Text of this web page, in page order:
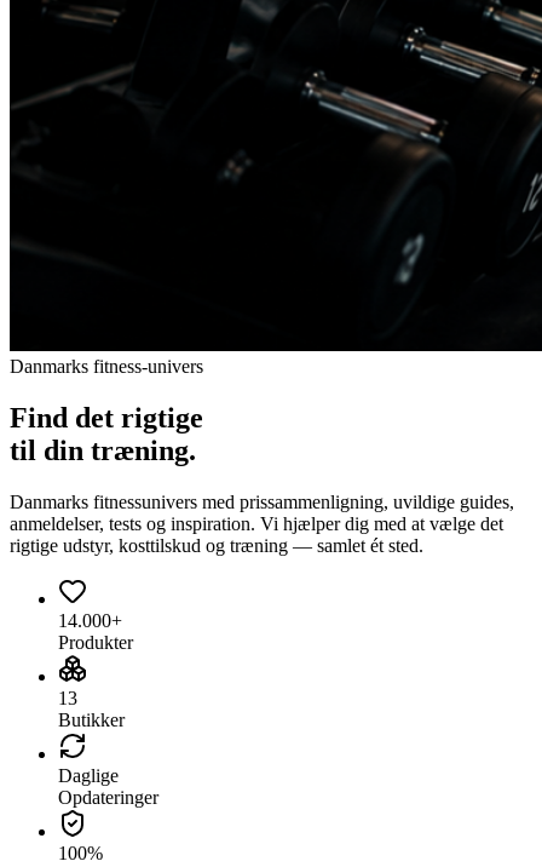
Danmarks fitness-univers
Find det rigtige
til din træning.
Danmarks fitnessunivers med prissammenligning, uvildige guides,
anmeldelser, tests og inspiration. Vi hjælper dig med at vælge det
rigtige udstyr, kosttilskud og træning — samlet ét sted.
14.000+
Produkter
13
Butikker
Daglige
Opdateringer
100%